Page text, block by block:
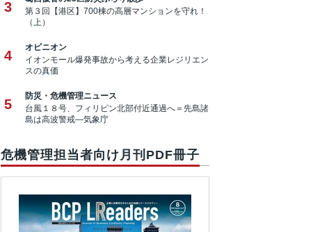
3
第３回【港区】700棟の高層マンションを守れ！
（上）
4
オピニオン
イオンモール爆発事故から考える企業レジリエン
スの真価
5
防災・危機管理ニュース
台風１８号、フィリピン北部付近通過へ＝先島諸
島は高波警戒―気象庁
危機管理担当者向け月刊PDF冊子